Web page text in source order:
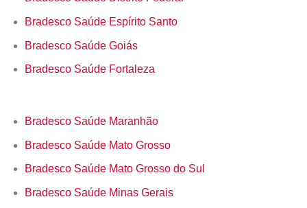
Bradesco Saúde Espírito Santo
Bradesco Saúde Goiás
Bradesco Saúde Fortaleza
Bradesco Saúde Maranhão
Bradesco Saúde Mato Grosso
Bradesco Saúde Mato Grosso do Sul
Bradesco Saúde Minas Gerais